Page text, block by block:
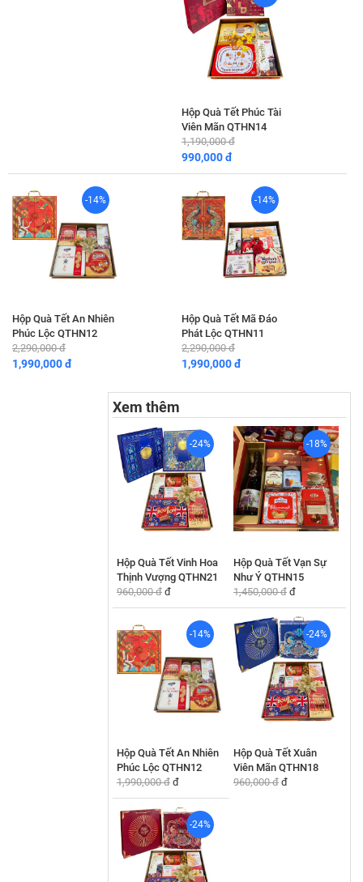
Hộp Quà Tết Phúc Tài
Viên Mãn QTHN14
1,190,000 đ
990,000 đ
-14%
Hộp Quà Tết An Nhiên
Phúc Lộc QTHN12
2,290,000 đ
1,990,000 đ
-14%
Hộp Quà Tết Mã Đáo
Phát Lộc QTHN11
2,290,000 đ
1,990,000 đ
Xem thêm
-24%
Hộp Quà Tết Vinh Hoa
Thịnh Vượng QTHN21
960,000 đ đ
-18%
Hộp Quà Tết Vạn Sự
Như Ý QTHN15
1,450,000 đ đ
-14%
Hộp Quà Tết An Nhiên
Phúc Lộc QTHN12
1,990,000 đ đ
-24%
Hộp Quà Tết Xuân
Viên Mãn QTHN18
960,000 đ đ
-24%